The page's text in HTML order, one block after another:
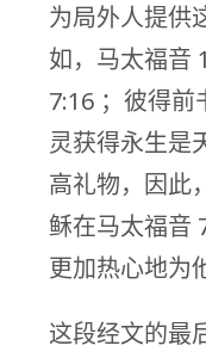
为局外人提供
如，马太福音
7:16 ；彼得前
灵获得永生是
高礼物，因此
稣在马太福音
更加热心地为
这段经文的最